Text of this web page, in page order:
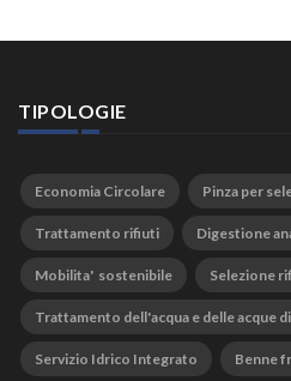
TIPOLOGIE
Economia Circolare Pinza per
Trattamento rifiuti Digestione
Mobilita' sostenibile Selezione
Trattamento dell'acqua e delle acque
Servizio Idrico Integrato Benne